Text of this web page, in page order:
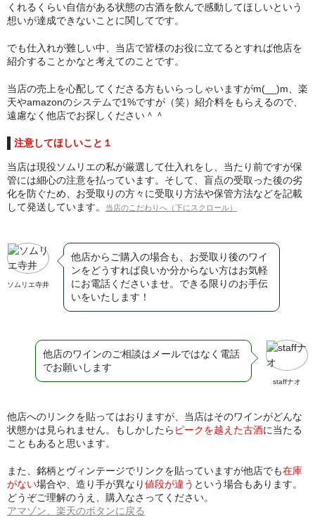
くれるくらい自信がある状態の古酒を飲んで感動してほしいという
想いが達成できないことに関してです。
でも仕入れが難しい中、当店で皆様のお役に立てるとすれば他店を
紹介することかなと考えてのことです。
当店の売上を心配してくださる方もいらっしゃいますがm(__)m、楽
天やamazonのシステムで1%ですが（笑）紹介料をもらえるので、
遠慮なく他店でお探しください＾＾
注意してほしいこと１
当店は現役ソムリエの私が厳選して仕入れをし、当たり前ですが保
管には細心の注意を払っています。そして、盲点の受取った後の劣
化を防ぐため、お受取りの方々に受取り方法や保管方法などを記載
して発送しています。
当店のこだわりへ（下にスクロール）
ソムリエ寺井
他店からご購入の場合も、お受取り後のワイ
ンをどうすれば良いか分からない方はお気軽
にお電話くださいませ。できる限りのお手伝
いをいたします！
staffナオ
他店のワインのご相談はメールではなく電話
でお願いします
他店へのリンクを貼ってはおりますが、当店はそのワインがどんな
状態かは見られません。もしかしたら ピークを越えた古酒に当たる
こともあると思います。
また、銘柄とヴィンテージでリンクを貼っていますが他店でも在庫
がない場合や、造り手が異なり値段が違う という場合もあります。
どうぞご理解のうえ、購入なさってください。
アマゾン、楽天のボタンに戻る